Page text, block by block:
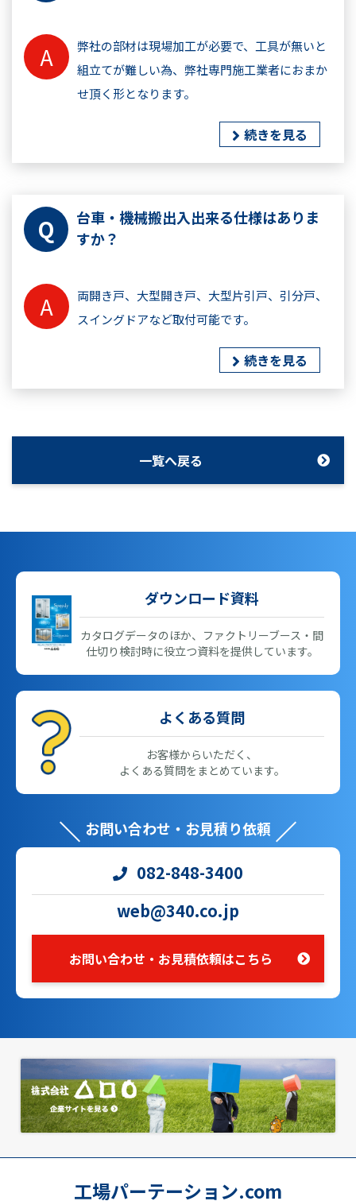
弊社の部材は現場加工が必要で、工具が無いと
組立てが難しい為、弊社専門施工業者におまか
せ頂く形となります。
続きを見る
台車・機械搬出入出来る仕様はありま
すか？
両開き戸、大型開き戸、大型片引戸、引分戸、
スイングドアなど取付可能です。
続きを見る
一覧へ戻る
ダウンロード資料
カタログデータのほか、ファクトリーブース・間
仕切り検討時に役立つ資料を提供しています。
よくある質問
お客様からいただく、
よくある質問をまとめています。
お問い合わせ・お見積り依頼
082-848-3400
web@340.co.jp
お問い合わせ・お見積依頼はこちら
工場パーテーション.com